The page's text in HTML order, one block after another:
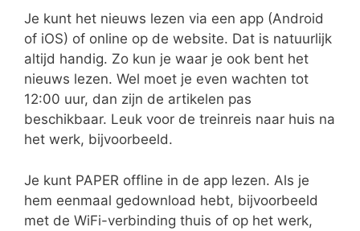
Je kunt het nieuws lezen via een app (Android
of iOS) of online op de website. Dat is natuurlijk
altijd handig. Zo kun je waar je ook bent het
nieuws lezen. Wel moet je even wachten tot
12:00 uur, dan zijn de artikelen pas
beschikbaar. Leuk voor de treinreis naar huis na
het werk, bijvoorbeeld.
Je kunt PAPER offline in de app lezen. Als je
hem eenmaal gedownload hebt, bijvoorbeeld
met de WiFi-verbinding thuis of op het werk,